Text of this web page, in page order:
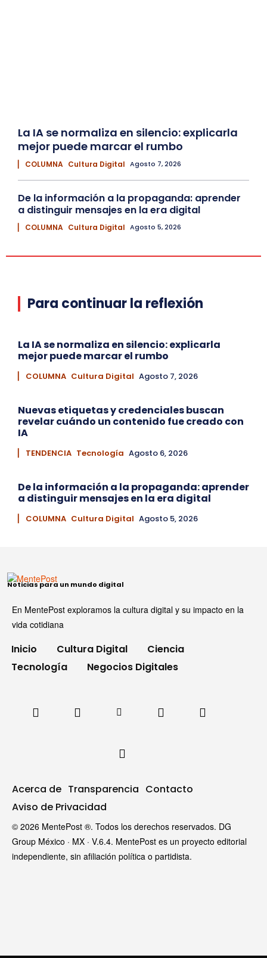
La IA se normaliza en silencio: explicarla
mejor puede marcar el rumbo
▏ COLUMNA Cultura Digital Agosto 7, 2026
De la información a la propaganda: aprender
a distinguir mensajes en la era digital
▏ COLUMNA Cultura Digital Agosto 5, 2026
Para continuar la reflexión
La IA se normaliza en silencio: explicarla
mejor puede marcar el rumbo
▏ COLUMNA Cultura Digital Agosto 7, 2026
Nuevas etiquetas y credenciales buscan
revelar cuándo un contenido fue creado con
IA
▏ TENDENCIA Tecnología Agosto 6, 2026
De la información a la propaganda: aprender
a distinguir mensajes en la era digital
▏ COLUMNA Cultura Digital Agosto 5, 2026
Noticias para un mundo digital
En MentePost exploramos la cultura digital y su impacto en la
vida cotidiana
Inicio Cultura Digital
Ciencia
Tecnología
Negocios Digitales
Acerca de Transparencia Contacto
Aviso de Privacidad
© 2026 MentePost ®. Todos los derechos reservados. DG
Group México · MX · V.6.4. MentePost es un proyecto editorial
independiente, sin afiliación política o partidista.